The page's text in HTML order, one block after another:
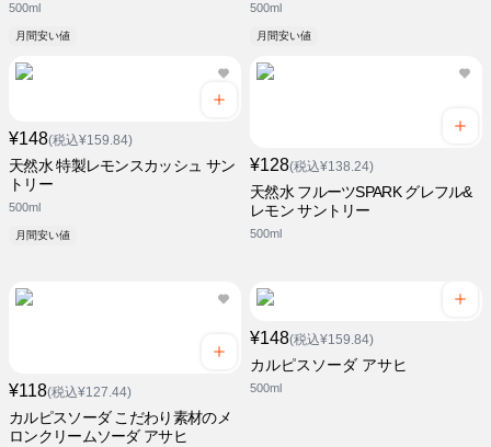
500ml
月間安い値
500ml
月間安い値
¥148(税込¥159.84)
天然水 特製レモンスカッシュ サン
トリー
500ml
月間安い値
¥128(税込¥138.24)
天然水 フルーツSPARK グレフル&
レモン サントリー
500ml
¥118(税込¥127.44)
カルピスソーダ こだわり素材のメ
ロンクリームソーダ アサヒ
¥148(税込¥159.84)
カルピスソーダ アサヒ
500ml